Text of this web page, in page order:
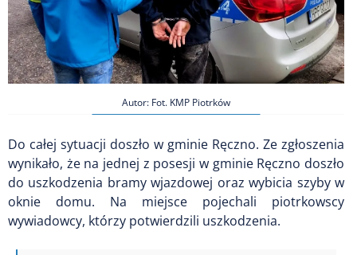
Autor: Fot. KMP Piotrków
Do całej sytuacji doszło w gminie Ręczno. Ze zgłoszenia
wynikało, że na jednej z posesji w gminie Ręczno doszło
do uszkodzenia bramy wjazdowej oraz wybicia szyby w
oknie domu. Na miejsce pojechali piotrkowscy
wywiadowcy, którzy potwierdzili uszkodzenia.